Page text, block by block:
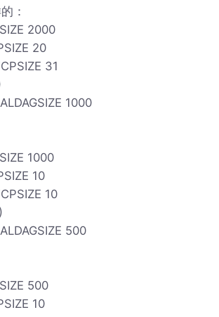
：
2000
20
31
1000
1000
10
10
500
500
10